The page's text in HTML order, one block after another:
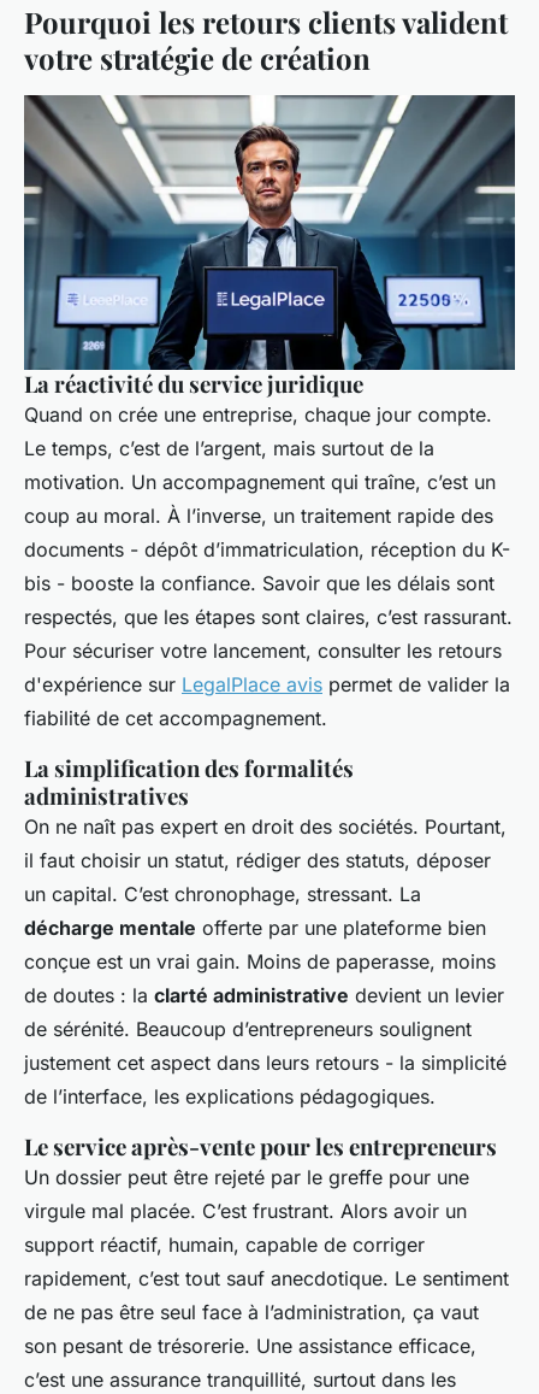
Pourquoi les retours clients valident
votre stratégie de création
La réactivité du service juridique
Quand on crée une entreprise, chaque jour compte.
Le temps, c’est de l’argent, mais surtout de la
motivation. Un accompagnement qui traîne, c’est un
coup au moral. À l’inverse, un traitement rapide des
documents - dépôt d’immatriculation, réception du K-
bis - booste la confiance. Savoir que les délais sont
respectés, que les étapes sont claires, c’est rassurant.
Pour sécuriser votre lancement, consulter les retours
d'expérience sur LegalPlace avis permet de valider la
fiabilité de cet accompagnement.
La simplification des formalités
administratives
On ne naît pas expert en droit des sociétés. Pourtant,
il faut choisir un statut, rédiger des statuts, déposer
un capital. C’est chronophage, stressant. La
décharge mentale offerte par une plateforme bien
conçue est un vrai gain. Moins de paperasse, moins
de doutes : la clarté administrative devient un levier
de sérénité. Beaucoup d’entrepreneurs soulignent
justement cet aspect dans leurs retours - la simplicité
de l’interface, les explications pédagogiques.
Le service après-vente pour les entrepreneurs
Un dossier peut être rejeté par le greffe pour une
virgule mal placée. C’est frustrant. Alors avoir un
support réactif, humain, capable de corriger
rapidement, c’est tout sauf anecdotique. Le sentiment
de ne pas être seul face à l’administration, ça vaut
son pesant de trésorerie. Une assistance efficace,
c’est une assurance tranquillité, surtout dans les